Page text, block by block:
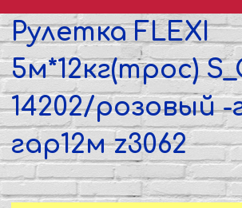
Рулетка FLEXI
5м*12кг(трос)
14202/розовый -
гар12м z3062